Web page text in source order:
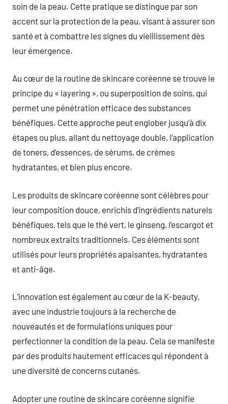
soin de la peau. Cette pratique se distingue par son
accent sur la protection de la peau, visant à assurer son
santé et à combattre les signes du vieillissement dès
leur émergence.
Au cœur de la routine de skincare coréenne se trouve le
principe du « layering », ou superposition de soins, qui
permet une pénétration efficace des substances
bénéfiques. Cette approche peut englober jusqu’à dix
étapes ou plus, allant du nettoyage double, l’application
de toners, d’essences, de sérums, de crèmes
hydratantes, et bien plus encore.
Les produits de skincare coréenne sont célèbres pour
leur composition douce, enrichis d’ingrédients naturels
bénéfiques, tels que le thé vert, le ginseng, l’escargot et
nombreux extraits traditionnels. Ces éléments sont
utilisés pour leurs propriétés apaisantes, hydratantes
et anti-âge.
L’innovation est également au cœur de la K-beauty,
avec une industrie toujours à la recherche de
nouveautés et de formulations uniques pour
perfectionner la condition de la peau. Cela se manifeste
par des produits hautement efficaces qui répondent à
une diversité de concerns cutanés.
Adopter une routine de skincare coréenne signifie